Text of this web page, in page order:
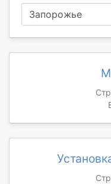
Запорожье